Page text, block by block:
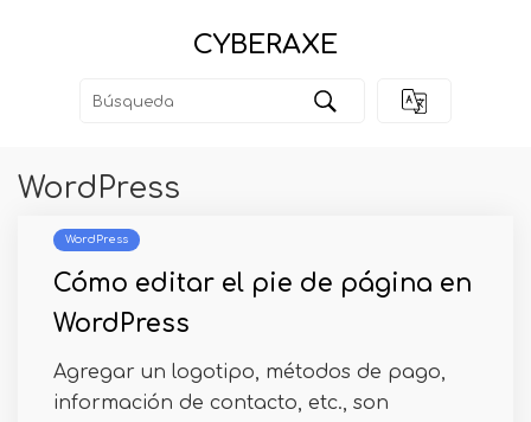
CYBERAXE
WordPress
WordPress
Cómo editar el pie de página en
WordPress
Agregar un logotipo, métodos de pago,
información de contacto, etc., son